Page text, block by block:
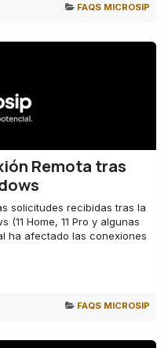
FAQS MICROSIP
Remota tras
solicitudes recibidas tras la
Home, 11 Pro y algunas
ha afectado las conexiones
FAQS MICROSIP